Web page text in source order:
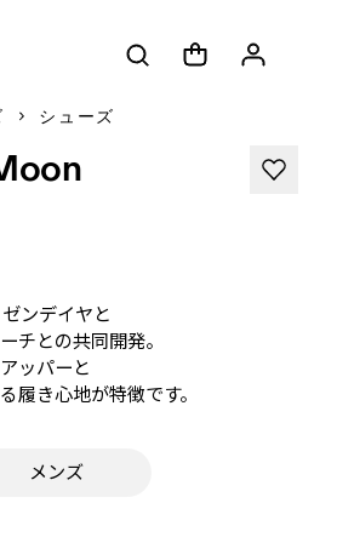
シューズ
ンデイヤと​
チとの​共同開発。​
ッパーと​
履き心地が​特徴です。
メンズ